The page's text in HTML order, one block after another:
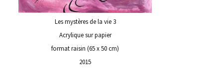
Les mystères de la vie 3
Acrylique sur papier
format raisin (65 x 50 cm)
2015